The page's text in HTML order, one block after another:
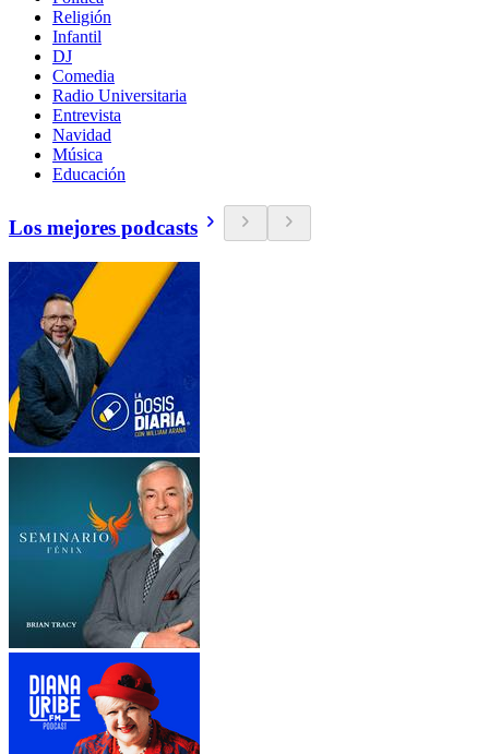
Religión
Infantil
DJ
Comedia
Radio Universitaria
Entrevista
Navidad
Música
Educación
Los mejores podcasts